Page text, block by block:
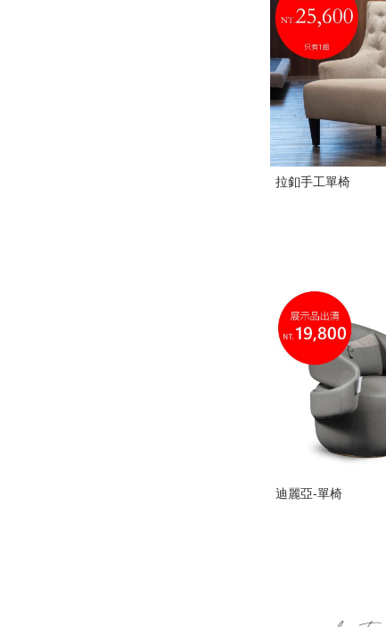
拉釦手工單椅
迪麗亞-單椅